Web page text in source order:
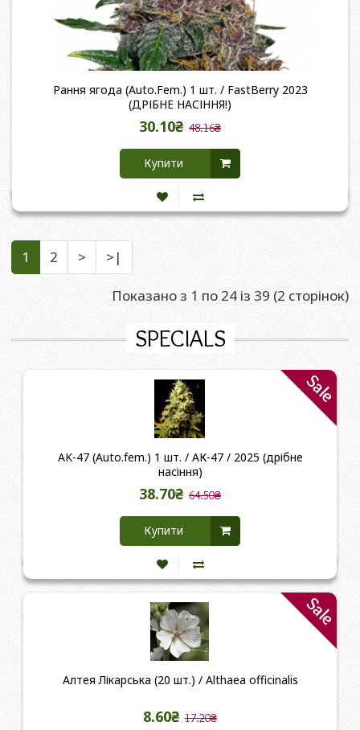
Рання ягода (Auto.Fem.) 1 шт. / FastBerry 2023
(ДРІБНЕ НАСІННЯ!)
30.10₴ 48.16₴
Купити
1 2 > >|
Показано з 1 по 24 із 39 (2 сторінок)
SPECIALS
Sale
AK-47 (Auto.fem.) 1 шт. / АК-47 / 2025 (дрібне
насіння)
38.70₴ 64.50₴
Купити
Sale
Алтея Лікарська (20 шт.) / Althaea officinalis
8.60₴ 17.20₴